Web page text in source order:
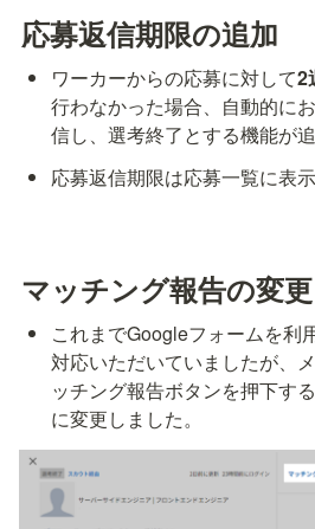
応募返信期限の追加
ワーカーからの応募に対して2
行わなかった場合、自動的に
信し、選考終了とする機能が
応募返信期限は応募一覧に表
マッチング報告の変更
これまでGoogleフォームを利
対応いただいていましたが、
ッチング報告ボタンを押下す
に変更しました。